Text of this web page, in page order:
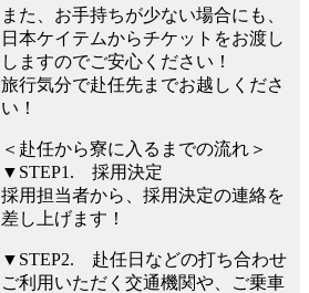
また、お手持ちが少ない場合にも、
日本ケイテムからチケットをお渡し
しますのでご安心ください！
旅行気分で赴任先までお越しくださ
い！
＜赴任から寮に入るまでの流れ＞
▼STEP1. 採用決定
採用担当者から、採用決定の連絡を
差し上げます！
▼STEP2. 赴任日などの打ち合わせ
ご利用いただく交通機関や、ご乗車